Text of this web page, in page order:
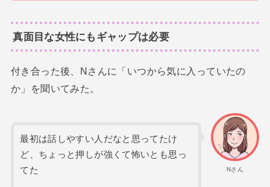
真面目な女性にもギャップは必要
付き合った後、Nさんに「いつから気に入っていたの
か」を聞いてみた。
Nさん
最初は話しやすい人だなと思ってたけ
ど、ちょっと押しが強くて怖いとも思っ
てた